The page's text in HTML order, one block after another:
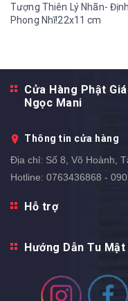
Tượng Thiên Lý Nhãn- Định
Phong Nhĩ!22x11 cm
Cửa Hàng Phật
Ngọc Mani
Thông tin cửa hàng
Địa chỉ: Số 8, Võ Hoành,
Hotline: 0763436868 -
Hỗ trợ
Hướng Dẫn Tu Mật